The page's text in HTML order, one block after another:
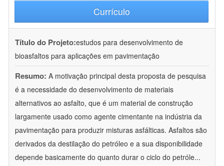
Currículo
Título do Projeto:estudos para desenvolvimento de
bioasfaltos para aplicações em pavimentação
Resumo: A motivação principal desta proposta de pesquisa
é a necessidade do desenvolvimento de materiais
alternativos ao asfalto, que é um material de construção
largamente usado como agente cimentante na indústria da
pavimentação para produzir misturas asfálticas. Asfaltos são
derivados da destilação do petróleo e a sua disponibilidade
depende basicamente do quanto durar o ciclo do petróle...